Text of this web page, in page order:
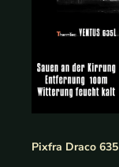
Pixfra Draco 635